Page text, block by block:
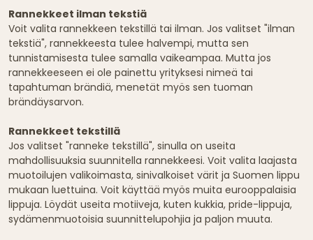
Rannekkeet ilman tekstiä
Voit valita rannekkeen tekstillä tai ilman. Jos valitset "ilman
tekstiä", rannekkeesta tulee halvempi, mutta sen
tunnistamisesta tulee samalla vaikeampaa. Mutta jos
rannekkeeseen ei ole painettu yrityksesi nimeä tai
tapahtuman brändiä, menetät myös sen tuoman
brändäysarvon.
Rannekkeet tekstillä
Jos valitset "ranneke tekstillä", sinulla on useita
mahdollisuuksia suunnitella rannekkeesi. Voit valita laajasta
muotoilujen valikoimasta, sinivalkoiset värit ja Suomen lippu
mukaan luettuina. Voit käyttää myös muita eurooppalaisia
lippuja. Löydät useita motiiveja, kuten kukkia, pride-lippuja,
sydämenmuotoisia suunnittelupohjia ja paljon muuta.